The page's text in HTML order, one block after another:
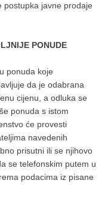
postupka javne prodaje
PONUDE
ponuda koje
da je odabrana
cijenu, a odluka se
ponuda s istom
će provesti
navedenih
prisutni ili se njihovo
se telefonskim putem u
podacima iz pisane